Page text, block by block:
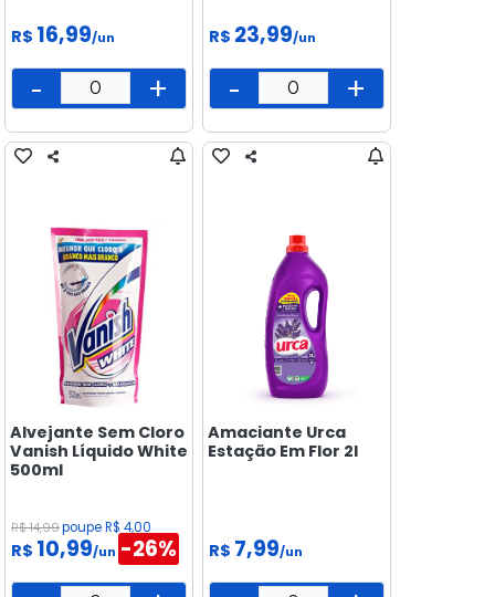
R$ 16,99/un
- +
R$ 23,99/un
- +
Alvejante Sem Cloro
Vanish Líquido White
500ml
R$ 14,99poupe R$ 4,00
R$ 10,99/un -26%
Amaciante Urca
Estação Em Flor 2l
R$ 7,99/un